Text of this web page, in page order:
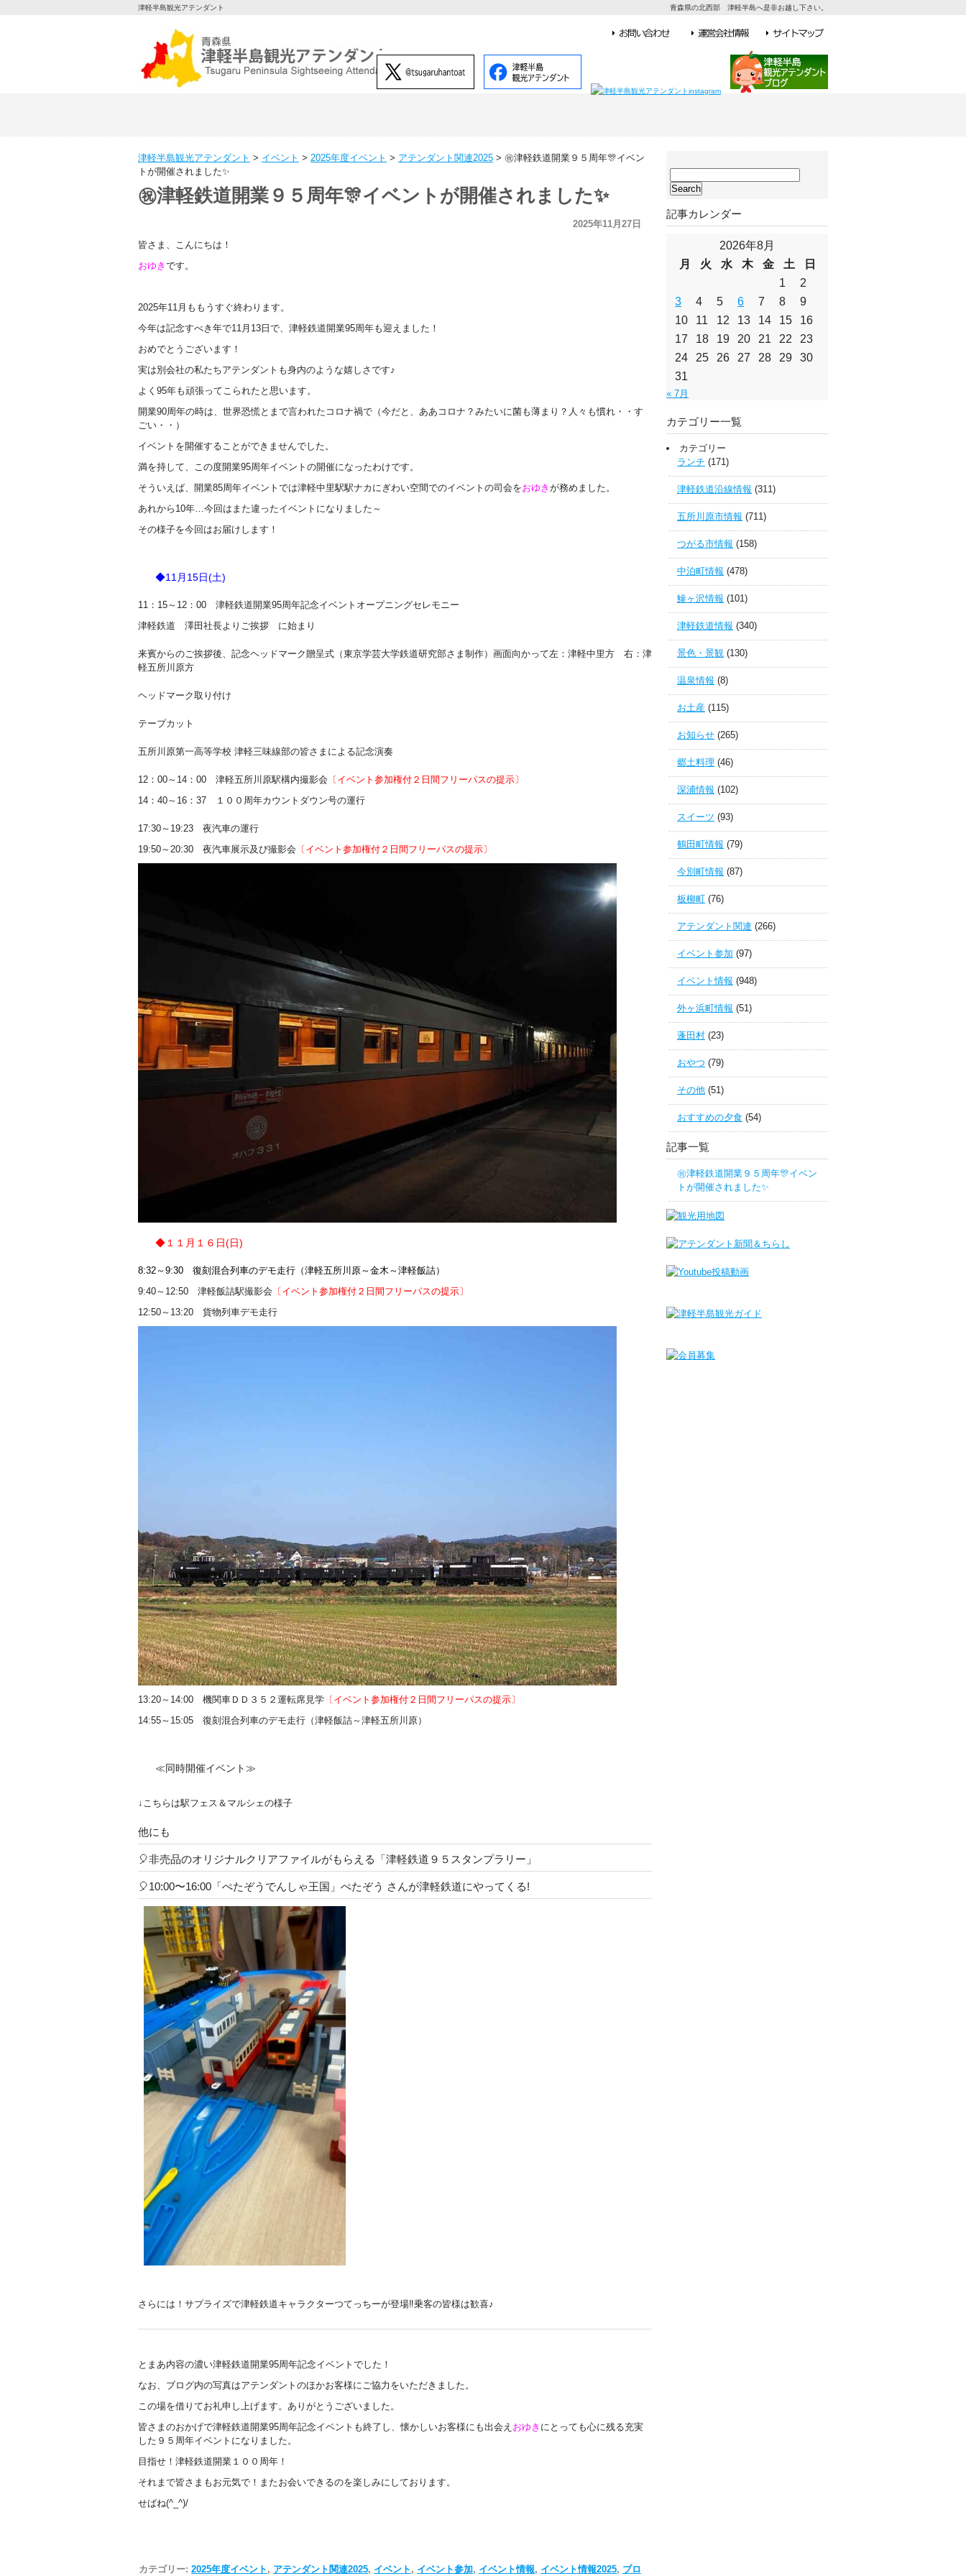
津軽半島観光アテンダント 青森県の北西部 津軽半島へ是非お越し下さい。
津軽半島観光アテンダント > イベント > 2025年度イベント > アテンダント関連2025 > ㊗津軽鉄道開業９５周年🎊イベン
トが開催されました✨
㊗津軽鉄道開業９５周年🎊イベントが開催されました✨
2025年11月27日
皆さま、こんにちは！
おゆき です。
2025年11月ももうすぐ終わります。
今年は記念すべき年で11月13日で、津軽鉄道開業95周年も迎えました！
おめでとうございます！
実は別会社の私たちアテンダントも身内のような嬉しさです♪
よく95年も頑張ってこられたと思います。
開業90周年の時は、世界恐慌とまで言われたコロナ禍で（今だと、ああコロナ？みたいに菌も薄まり？人々も慣れ・・す
ごい・・）
イベントを開催することができませんでした。
満を持して、この度開業95周年イベントの開催になったわけです。
そういえば、開業85周年イベントでは津軽中里駅駅ナカにぎわい空間でのイベントの司会をおゆき が務めました。
あれから10年…今回はまた違ったイベントになりました～
その様子を今回はお届けします！
◆11月15日(土)
11：15～12：00 津軽鉄道開業95周年記念イベントオープニングセレモニー
津軽鉄道 澤田社長よりご挨拶 に始まり
来賓からのご挨拶後、記念ヘッドマーク贈呈式（東京学芸大学鉄道研究部さま制作）画面向かって左：津軽中里方 右：津
軽五所川原方
ヘッドマーク取り付け
テープカット
五所川原第一高等学校 津軽三味線部の皆さまによる記念演奏
12：00～14：00 津軽五所川原駅構内撮影会 〔イベント参加権付２日間フリーパスの提示〕
14：40～16：37 １００周年カウントダウン号の運行
17:30～19:23 夜汽車の運行
19:50～20:30 夜汽車展示及び撮影会 〔イベント参加権付２日間フリーパスの提示〕
◆１１月１６日(日)
8:32～9:30 復刻混合列車のデモ走行（津軽五所川原～金木～津軽飯詰）
9:40～12:50 津軽飯詰駅撮影会 〔イベント参加権付２日間フリーパスの提示〕
12:50～13:20 貨物列車デモ走行
13:20～14:00 機関車ＤＤ３５２運転席見学 〔イベント参加権付２日間フリーパスの提示〕
14:55～15:05 復刻混合列車のデモ走行（津軽飯詰～津軽五所川原）
≪同時開催イベント≫
↓こちらは駅フェス＆マルシェの様子
他にも
🎈非売品のオリジナルクリアファイルがもらえる「津軽鉄道９５スタンプラリー」
🎈10:00〜16:00「ぺたぞうでんしゃ王国」ぺたぞう さんが津軽鉄道にやってくる!
さらには！サプライズで津軽鉄道キャラクターつてっちーが登場‼乗客の皆様は歓喜♪
とまあ内容の濃い津軽鉄道開業95周年記念イベントでした！
なお、ブログ内の写真はアテンダントのほかお客様にご協力をいただきました。
この場を借りてお礼申し上げます。ありがとうございました。
皆さまのおかげで津軽鉄道開業95周年記念イベントも終了し、懐かしいお客様にも出会え おゆき にとっても心に残る充実
した９５周年イベントになりました。
目指せ！津軽鉄道開業１００周年！
それまで皆さまもお元気で！またお会いできるのを楽しみにしております。
せばね(^_^)/
カテゴリー: 2025年度イベント , アテンダント関連2025, イベント , イベント参加, イベント情報, イベント情報2025, ブロ
イ
内
検
記事カレンダー
2026年8月
月
火 水 木 金 土
日
1
2
3
4 5 6 7 8
9
10
11 12 13 14 15
16
17
18 19 20 21 22
23
24
25 26 27 28 29
30
31
« 7月
カテゴリー一覧
カテゴリー
ランチ (171)
津軽鉄道沿線情報 (311)
五所川原市情報 (711)
つがる市情報 (158)
中泊町情報 (478)
鰺ヶ沢情報 (101)
津軽鉄道情報 (340)
景色・景観 (130)
温泉情報 (8)
お土産 (115)
お知らせ (265)
郷土料理 (46)
深浦情報 (102)
スイーツ (93)
鶴田町情報 (79)
今別町情報 (87)
板柳町 (76)
アテンダント関連 (266)
イベント参加 (97)
イベント情報 (948)
外ヶ浜町情報 (51)
蓬田村 (23)
おやつ (79)
その他 (51)
おすすめの夕食 (54)
記事一覧
㊗津軽鉄道開業９５周年🎊イベン
トが開催されました✨